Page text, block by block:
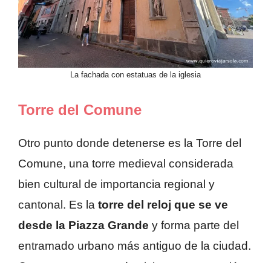
La fachada con estatuas de la iglesia
Torre del Comune
Otro punto donde detenerse es la Torre del
Comune, una torre medieval considerada
bien cultural de importancia regional y
cantonal. Es la torre del reloj que se ve
desde la Piazza Grande y forma parte del
entramado urbano más antiguo de la ciudad.